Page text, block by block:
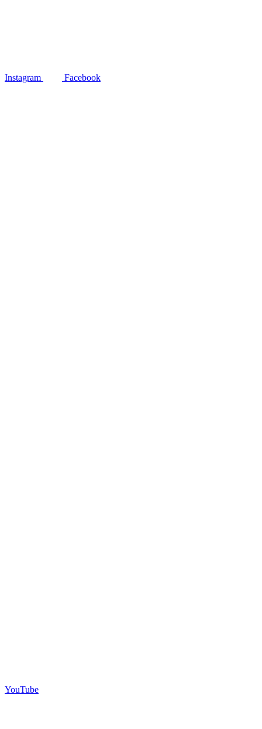
Instagram Facebook
YouTube